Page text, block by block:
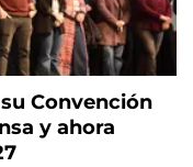
Convención
y ahora